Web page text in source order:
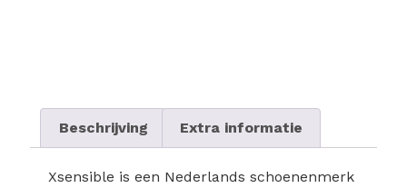
Beschrijving Extra informatie
Xsensible is een Nederlands schoenenmerk